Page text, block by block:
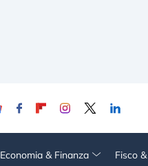
Economia & Finanza Fisco